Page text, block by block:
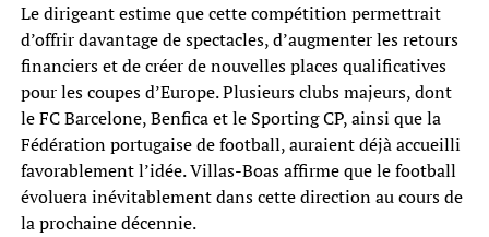
Le dirigeant estime que cette compétition permettrait
d’offrir davantage de spectacles, d’augmenter les retours
financiers et de créer de nouvelles places qualificatives
pour les coupes d’Europe. Plusieurs clubs majeurs, dont
le FC Barcelone, Benfica et le Sporting CP, ainsi que la
Fédération portugaise de football, auraient déjà accueilli
favorablement l’idée. Villas-Boas affirme que le football
évoluera inévitablement dans cette direction au cours de
la prochaine décennie.